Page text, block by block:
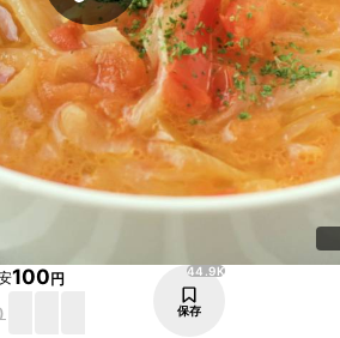
100円
)
44.9K
保存